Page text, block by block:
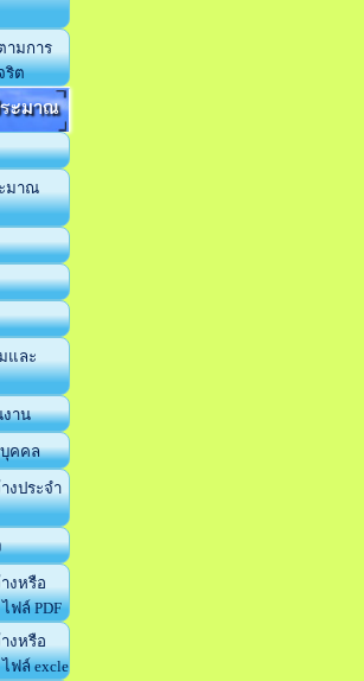
ามการ
ริต
ะมาณ
มาณ
และ
าน
คคล
งประจำ
งหรือ
ฟล์ PDF
งหรือ
ฟล์ excle